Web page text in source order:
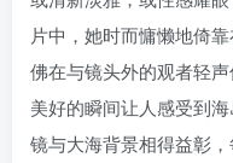
片中，她时而慵懒地倚
佛在与镜头外的观者轻
美好的瞬间让人感受到
镜与大海背景相得益彰